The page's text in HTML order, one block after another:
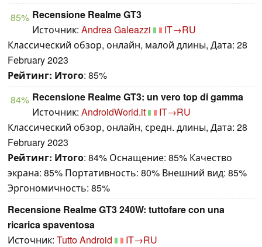
85% Recensione Realme GT3
Источник: Andrea Galeazzi
IT→RU
Классический обзор, онлайн, малой длины, Дата: 28
February 2023
Рейтинг: Итого: 85%
84% Recensione Realme GT3: un vero top di gamma
Источник: AndroidWorld.it
IT→RU
Классический обзор, онлайн, средн. длины, Дата: 28
February 2023
Рейтинг: Итого: 84% Оснащение: 85% Качество
экрана: 85% Портативность: 80% Внешний вид: 85%
Эргономичность: 85%
Recensione Realme GT3 240W: tuttofare con una
ricarica spaventosa
Источник: Tutto Android
IT→RU